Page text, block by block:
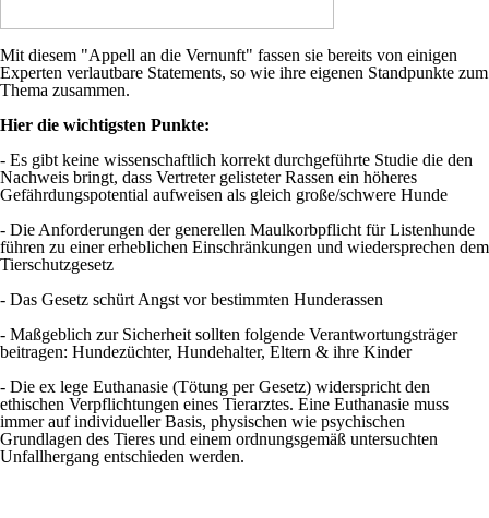
Mit diesem "Appell an die Vernunft" fassen sie bereits von einigen
Experten verlautbare Statements, so wie ihre eigenen Standpunkte zum
Thema zusammen.
Hier die wichtigsten Punkte:
- Es gibt keine wissenschaftlich korrekt durchgeführte Studie die den
Nachweis bringt, dass Vertreter gelisteter Rassen ein höheres
Gefährdungspotential aufweisen als gleich große/schwere Hunde
- Die Anforderungen der generellen Maulkorbpflicht für Listenhunde
führen zu einer erheblichen Einschränkungen und wiedersprechen dem
Tierschutzgesetz
- Das Gesetz schürt Angst vor bestimmten Hunderassen
- Maßgeblich zur Sicherheit sollten folgende Verantwortungsträger
beitragen: Hundezüchter, Hundehalter, Eltern & ihre Kinder
- Die ex lege Euthanasie (Tötung per Gesetz) widerspricht den
ethischen Verpflichtungen eines Tierarztes. Eine Euthanasie muss
immer auf individueller Basis, physischen wie psychischen
Grundlagen des Tieres und einem ordnungsgemäß untersuchten
Unfallhergang entschieden werden.